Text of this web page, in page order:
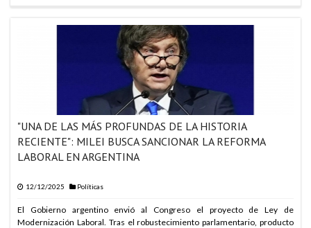
"UNA DE LAS MÁS PROFUNDAS DE LA HISTORIA
RECIENTE": MILEI BUSCA SANCIONAR LA REFORMA
LABORAL EN ARGENTINA
12/12/2025 Políticas
El Gobierno argentino envió al Congreso el proyecto de Ley de
Modernización Laboral. Tras el robustecimiento parlamentario, producto